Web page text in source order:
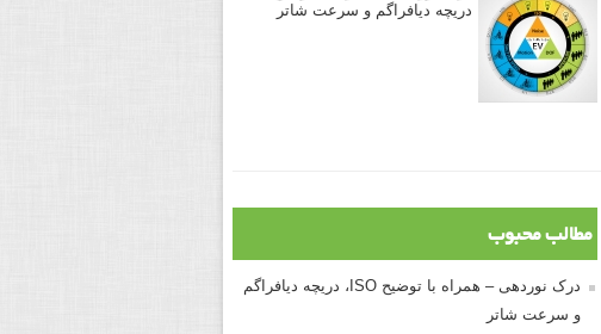
دریچه دیافراگم و سرعت شاتر
مطالب محبوب
درک نوردهی – همراه با توضیح ISO، دریچه دیافراگم
و سرعت شاتر